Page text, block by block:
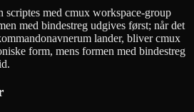
scriptes med cmux workspace-group
med bindestreg udgives først; når det
lander, bliver cmux
form, mens formen med bindestreg